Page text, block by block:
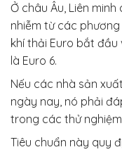
Ở châu Âu, Liên
nhiễm từ các
khí thải Euro bắt đầu
là Euro 6.
Nếu các nhà sản
ngày nay, nó phải
trong các thử
Tiêu chuẩn này quy